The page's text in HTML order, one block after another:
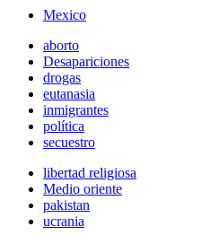
Mexico
aborto
Desapariciones
drogas
eutanasia
inmigrantes
política
secuestro
libertad religiosa
Medio oriente
pakistan
ucrania